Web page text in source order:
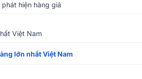
hiện hàng giả
Việt Nam
lớn nhất Việt Nam